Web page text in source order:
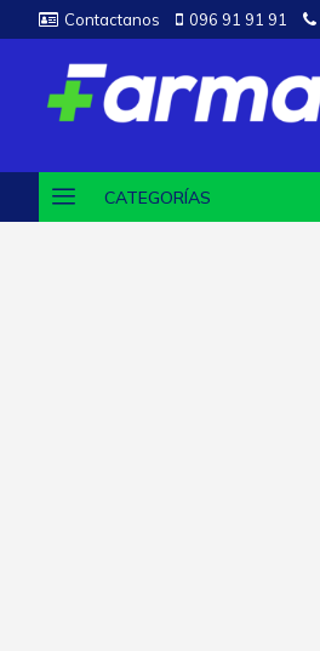
Contactanos 096 91 91 91
CATEGORÍAS